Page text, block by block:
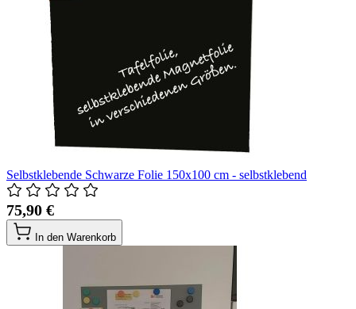
Selbstklebende Schwarze Folie 150x100 cm - selbstklebend
75,90 €
In den Warenkorb